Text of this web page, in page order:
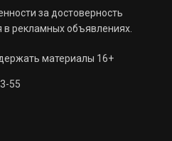
за достоверность
рекламных объявлениях.
материалы 16+
55